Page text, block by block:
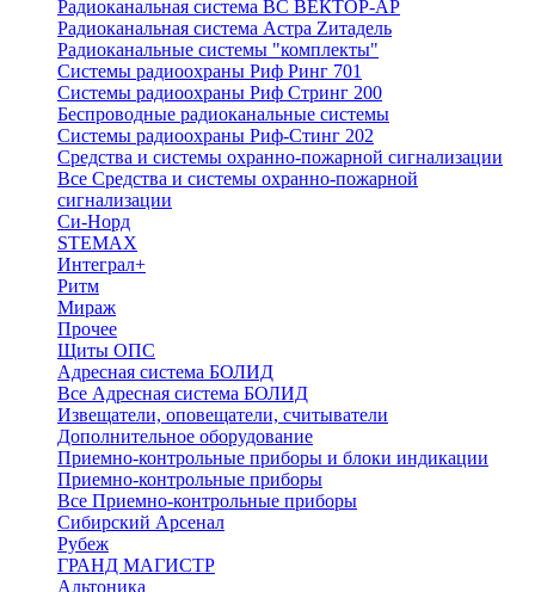
Радиоканальная система ВС ВЕКТОР-АР
Радиоканальная система Астра Zитадель
Радиоканальные системы "комплекты"
Системы радиоохраны Риф Ринг 701
Системы радиоохраны Риф Стринг 200
Беспроводные радиоканальные системы
Системы радиоохраны Риф-Стинг 202
Средства и системы охранно-пожарной сигнализации
Все Средства и системы охранно-пожарной
сигнализации
Си-Норд
STEMAX
Интеграл+
Ритм
Мираж
Прочее
Щиты ОПС
Адресная система БОЛИД
Все Адресная система БОЛИД
Извещатели, оповещатели, считыватели
Дополнительное оборудование
Приемно-контрольные приборы и блоки индикации
Приемно-контрольные приборы
Все Приемно-контрольные приборы
Сибирский Арсенал
Рубеж
ГРАНД МАГИСТР
Альтоника